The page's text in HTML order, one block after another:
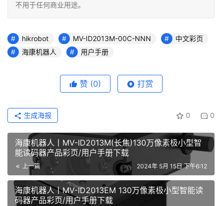
不用于任何商业用途。
hikrobot MV-ID2013M-00C-NNN
中文彩页
海康机器人
用户手册
赞 (0) 打赏
0 0
生成海报
海康机器人丨MV-ID2013M(长焦)130万像素极小型智
能读码器产品彩页/用户手册下载
上一篇 2024年 5月 15日 下午6:12
海康机器人丨MV-ID2013EM 130万像素极小型智能读
码器产品彩页/用户手册下载